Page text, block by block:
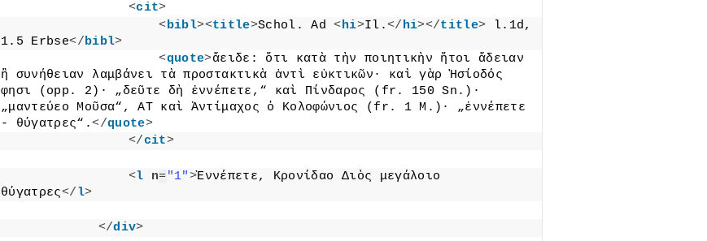
<cit>
<bibl><title>Schol. Ad <hi>Il.</hi></title> l.1d,
1.5 Erbse</bibl>
<quote>ἄειδε: ὅτι κατὰ τὴν ποιητικὴν ἤτοι ἄδειαν
ἢ συνήθειαν λαμβάνει τὰ προστακτικὰ ἀντὶ εὐκτικῶν· καὶ γὰρ Ἡσίοδός
φησι (opp. 2)· „δεῦτε δὴ ἐννέπετε,“ καὶ Πίνδαρος (fr. 150 Sn.)·
„μαντεύεο Μοῦσα“, AT καὶ Ἀντίμαχος ὁ Κολοφώνιος (fr. 1 Μ.)· „ἐννέπετε
- θύγατρες“.</quote>
</cit>
<l n="1">Ἐννέπετε, Κρονίδαο Διὸς μεγάλοιο
θύγατρες</l>
</div>